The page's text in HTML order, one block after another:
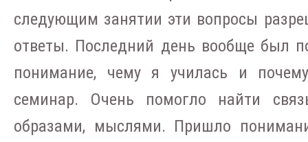
следующим занятии эти вопросы
ответы. Последний день вообще был
понимание, чему я училась и
семинар. Очень помогло найти
образами, мыслями. Пришло